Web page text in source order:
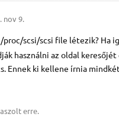
nov 9.
/proc/scsi/scsi file létezik? Ha
használni az oldal
Ennek ki kellene írnia
erre.